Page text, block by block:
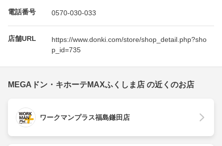
電話番号 0570-030-033
店舗URL
https://www.donki.com/store/shop_detail.php?sho
p_id=735
MEGAドン・キホーテMAXふくしま店 の近くのお店
ワークマンプラス福島鎌田店